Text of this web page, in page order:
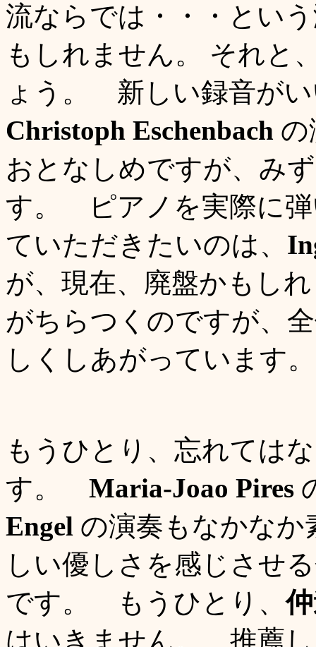
流ならでは・・・とい
もしれません。 それと
ょう。 新しい録音が
Christoph Eschenbach
おとなしめですが、み
す。 ピアノを実際に弾
ていただきたいのは、
が、現在、廃盤かもし
がちらつくのですが、
しくしあがっています。
もうひとり、忘れては
す。 Maria-Joao Pires
Engel の演奏もなかなか
しい優しさを感じさせ
です。 もうひとり、
はいきません。 推薦